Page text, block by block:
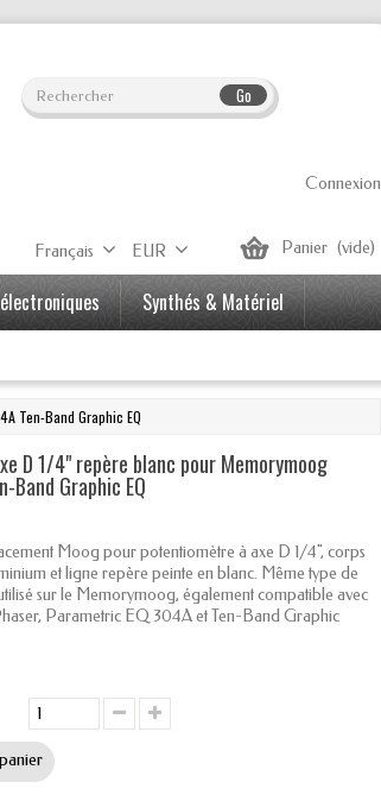
Go
Connexion
Panier (vide)
EUR
Français
Synthés & Matériel
Ten-Band Graphic EQ
D 1/4" repère blanc pour Memorymoog
Band Graphic EQ
Moog pour potentiomètre à axe D 1/4", corps
et ligne repère peinte en blanc. Même type de
sur le Memorymoog, également compatible avec
Parametric EQ 304A et Ten-Band Graphic